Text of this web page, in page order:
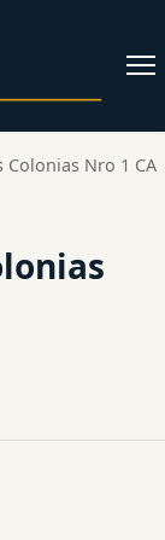
Abrir
Colonias Nro 1 CA